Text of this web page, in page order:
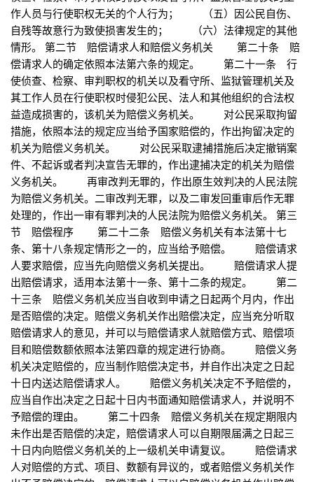
作人员与行使职权无关的个人行为； （五）因公民自伤、
自残等故意行为致使损害发生的； （六）法律规定的其他
情形。 第二节 赔偿请求人和赔偿义务机关 第二十条 赔
偿请求人的确定依照本法第六条的规定。 第二十一条 行
使侦查、检察、审判职权的机关以及看守所、监狱管理机关及
其工作人员在行使职权时侵犯公民、法人和其他组织的合法权
益造成损害的，该机关为赔偿义务机关。 对公民采取拘留
措施，依照本法的规定应当给予国家赔偿的，作出拘留决定的
机关为赔偿义务机关。 对公民采取逮捕措施后决定撤销案
件、不起诉或者判决宣告无罪的，作出逮捕决定的机关为赔偿
义务机关。 再审改判无罪的，作出原生效判决的人民法院
为赔偿义务机关。二审改判无罪，以及二审发回重审后作无罪
处理的，作出一审有罪判决的人民法院为赔偿义务机关。 第三
节 赔偿程序 第二十二条 赔偿义务机关有本法第十七
条、第十八条规定情形之一的，应当给予赔偿。 赔偿请求
人要求赔偿，应当先向赔偿义务机关提出。 赔偿请求人提
出赔偿请求，适用本法第十一条、第十二条的规定。 第二
十三条 赔偿义务机关应当自收到申请之日起两个月内，作出
是否赔偿的决定。赔偿义务机关作出赔偿决定，应当充分听取
赔偿请求人的意见，并可以与赔偿请求人就赔偿方式、赔偿项
目和赔偿数额依照本法第四章的规定进行协商。 赔偿义务
机关决定赔偿的，应当制作赔偿决定书，并自作出决定之日起
十日内送达赔偿请求人。 赔偿义务机关决定不予赔偿的，
应当自作出决定之日起十日内书面通知赔偿请求人，并说明不
予赔偿的理由。 第二十四条 赔偿义务机关在规定期限内
未作出是否赔偿的决定，赔偿请求人可以自期限届满之日起三
十日内向赔偿义务机关的上一级机关申请复议。 赔偿请求
人对赔偿的方式、项目、数额有异议的，或者赔偿义务机关作